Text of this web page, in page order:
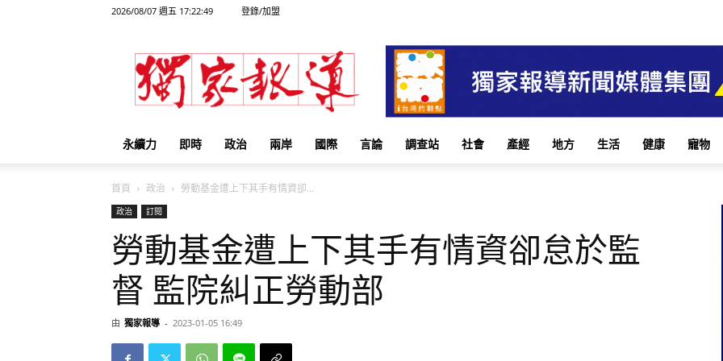
2026/08/07 週五 17:22:49 登錄/加盟
獨
家
報
永續力 即時 政治 兩岸 國際 言論 調查站 社會 產經 地方 生活 健康 寵物
首頁 政治 勞動基金遭上下其手有情資卻...
政治 訂閱
勞動基金遭上下其手有情資卻怠於監
督 監院糾正勞動部
由 獨家報導 - 2023-01-05 16:49